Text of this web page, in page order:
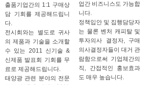
출품기업간의 1:1 구매상
담 기회를 제공해드립니
다.
전시회와는 별도로 귀사
의 제품과 기술을 소개할
수 있는 2011 신기술 &
신제품 발표회 기회를 무
료로 제공해드립니다.
태양광 관련 분야의 전문
업간 비즈니스도 가능합
니다.
정책입안 및 집행담당자
는 물론 벤처 캐피탈 및
투자의사 결정자, 구매
의사결정자들이 대거 관
람함으로써 기업체간의
직, 간접적인 홍보효과
도 매우 높습니다.